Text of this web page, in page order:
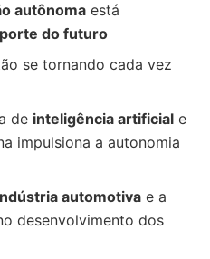
autônoma está
do futuro
se tornando cada vez
de inteligência artificial e
impulsiona a autonomia
automotiva e a
desenvolvimento dos